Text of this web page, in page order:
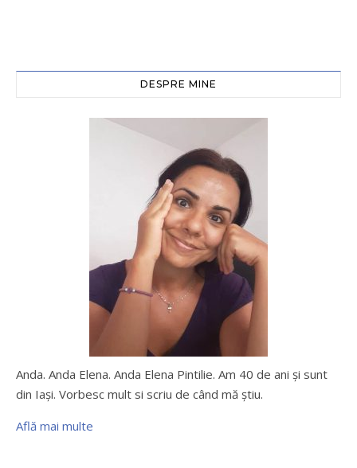
DESPRE MINE
Anda. Anda Elena. Anda Elena Pintilie. Am 40 de ani şi sunt
din Iaşi. Vorbesc mult si scriu de când mă ştiu.
Află mai multe